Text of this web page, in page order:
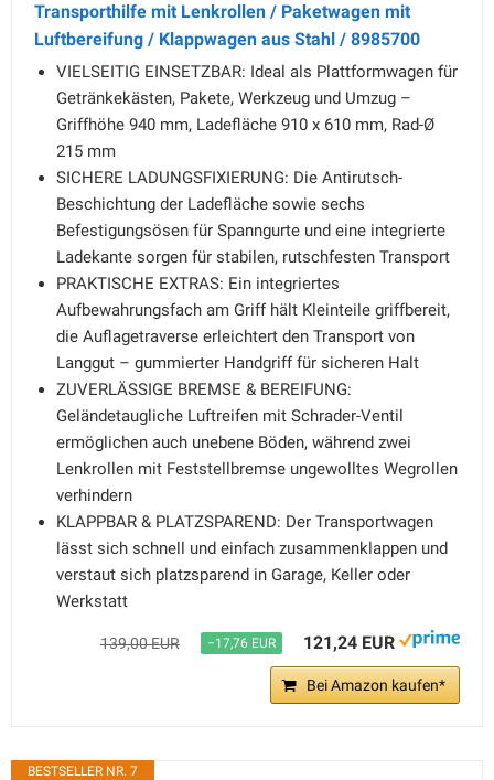
Transporthilfe mit Lenkrollen / Paketwagen mit
Luftbereifung / Klappwagen aus Stahl / 8985700
VIELSEITIG EINSETZBAR: Ideal als Plattformwagen für
Getränkekästen, Pakete, Werkzeug und Umzug –
Griffhöhe 940 mm, Ladefläche 910 x 610 mm, Rad-Ø
215 mm
SICHERE LADUNGSFIXIERUNG: Die Antirutsch-
Beschichtung der Ladefläche sowie sechs
Befestigungsösen für Spanngurte und eine integrierte
Ladekante sorgen für stabilen, rutschfesten Transport
PRAKTISCHE EXTRAS: Ein integriertes
Aufbewahrungsfach am Griff hält Kleinteile griffbereit,
die Auflagetraverse erleichtert den Transport von
Langgut – gummierter Handgriff für sicheren Halt
ZUVERLÄSSIGE BREMSE & BEREIFUNG:
Geländetaugliche Luftreifen mit Schrader-Ventil
ermöglichen auch unebene Böden, während zwei
Lenkrollen mit Feststellbremse ungewolltes Wegrollen
verhindern
KLAPPBAR & PLATZSPAREND: Der Transportwagen
lässt sich schnell und einfach zusammenklappen und
verstaut sich platzsparend in Garage, Keller oder
Werkstatt
139,00 EUR −17,76 EUR 121,24 EUR
Bei Amazon kaufen*
BESTSELLER NR. 7